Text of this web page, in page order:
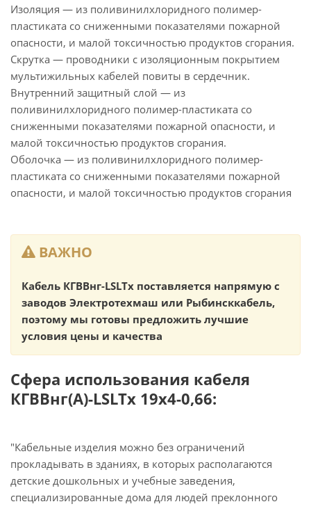
Изоляция — из поливинилхлоридного полимер-
пластиката со сниженными показателями пожарной
опасности, и малой токсичностью продуктов сгорания.
Скрутка — проводники с изоляционным покрытием
мультижильных кабелей повиты в сердечник.
Внутренний защитный слой — из
поливинилхлоридного полимер-пластиката со
сниженными показателями пожарной опасности, и
малой токсичностью продуктов сгорания.
Оболочка — из поливинилхлоридного полимер-
пластиката со сниженными показателями пожарной
опасности, и малой токсичностью продуктов сгорания
ВАЖНО
Кабель КГВВнг-LSLTx поставляется напрямую с
заводов Электротехмаш или Рыбинсккабель,
поэтому мы готовы предложить лучшие
условия цены и качества
Сфера использования кабеля
КГВВнг(А)-LSLTx 19х4-0,66:
"Кабельные изделия можно без ограничений
прокладывать в зданиях, в которых располагаются
детские дошкольных и учебные заведения,
специализированные дома для людей преклонного